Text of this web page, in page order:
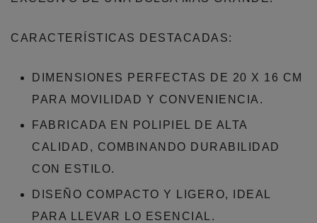
CARACTERÍSTICAS DESTACADAS:
DIMENSIONES PERFECTAS DE 20 X 16 CM
PARA MOVILIDAD Y CONVENIENCIA.
FABRICADA EN POLIPIEL DE ALTA
CALIDAD, COMBINANDO DURABILIDAD
CON ESTILO.
DISEÑO COMPACTO Y LIGERO, IDEAL
PARA LLEVAR LO ESENCIAL.